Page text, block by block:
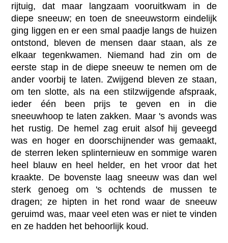
rijtuig, dat maar langzaam vooruitkwam in de
diepe sneeuw; en toen de sneeuwstorm eindelijk
ging liggen en er een smal paadje langs de huizen
ontstond, bleven de mensen daar staan, als ze
elkaar tegenkwamen. Niemand had zin om de
eerste stap in de diepe sneeuw te nemen om de
ander voorbij te laten. Zwijgend bleven ze staan,
om ten slotte, als na een stilzwijgende afspraak,
ieder één been prijs te geven en in die
sneeuwhoop te laten zakken. Maar 's avonds was
het rustig. De hemel zag eruit alsof hij geveegd
was en hoger en doorschijnender was gemaakt,
de sterren leken splinternieuw en sommige waren
heel blauw en heel helder, en het vroor dat het
kraakte. De bovenste laag sneeuw was dan wel
sterk genoeg om 's ochtends de mussen te
dragen; ze hipten in het rond waar de sneeuw
geruimd was, maar veel eten was er niet te vinden
en ze hadden het behoorlijk koud.